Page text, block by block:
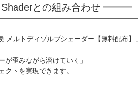
との組み合わせ ━━━
メルトディゾルブシェーダー【無料配布】」
が歪みながら溶けていく」
クトを実現できます。